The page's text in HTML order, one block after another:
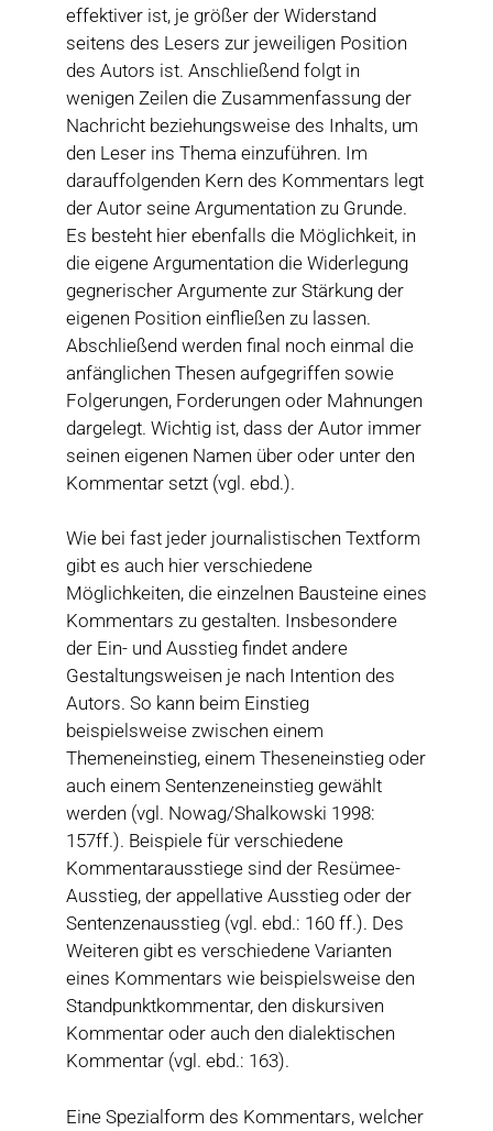
effektiver ist, je größer der Widerstand
seitens des Lesers zur jeweiligen Position
des Autors ist. Anschließend folgt in
wenigen Zeilen die Zusammenfassung der
Nachricht beziehungsweise des Inhalts, um
den Leser ins Thema einzuführen. Im
darauffolgenden Kern des Kommentars legt
der Autor seine Argumentation zu Grunde.
Es besteht hier ebenfalls die Möglichkeit, in
die eigene Argumentation die Widerlegung
gegnerischer Argumente zur Stärkung der
eigenen Position einfließen zu lassen.
Abschließend werden final noch einmal die
anfänglichen Thesen aufgegriffen sowie
Folgerungen, Forderungen oder Mahnungen
dargelegt. Wichtig ist, dass der Autor immer
seinen eigenen Namen über oder unter den
Kommentar setzt (vgl. ebd.).
Wie bei fast jeder journalistischen Textform
gibt es auch hier verschiedene
Möglichkeiten, die einzelnen Bausteine eines
Kommentars zu gestalten. Insbesondere
der Ein- und Ausstieg findet andere
Gestaltungsweisen je nach Intention des
Autors. So kann beim Einstieg
beispielsweise zwischen einem
Themeneinstieg, einem Theseneinstieg oder
auch einem Sentenzeneinstieg gewählt
werden (vgl. Nowag/Shalkowski 1998:
157ff.). Beispiele für verschiedene
Kommentarausstiege sind der Resümee-
Ausstieg, der appellative Ausstieg oder der
Sentenzenausstieg (vgl. ebd.: 160 ff.). Des
Weiteren gibt es verschiedene Varianten
eines Kommentars wie beispielsweise den
Standpunktkommentar, den diskursiven
Kommentar oder auch den dialektischen
Kommentar (vgl. ebd.: 163).
Eine Spezialform des Kommentars, welcher